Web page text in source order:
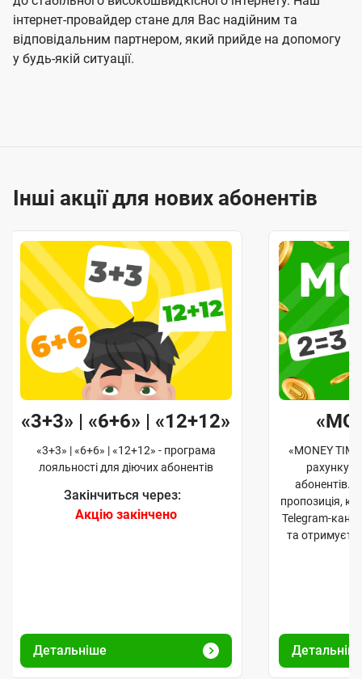
інтернет-провайдер стане для Вас надійним та
відповідальним партнером, який прийде на допомогу
у будь-якій ситуації.
Інші акції для нових абонентів
«3+3» | «6+6» | «12+12»
«3+3» | «6+6» | «12+12» - програма
лояльності для діючих абонентів
Закінчиться через:
Акцію закінчено
Детальніше
«MONEY
рахунку
абонентів.
пропозиція,
Telegram-
та